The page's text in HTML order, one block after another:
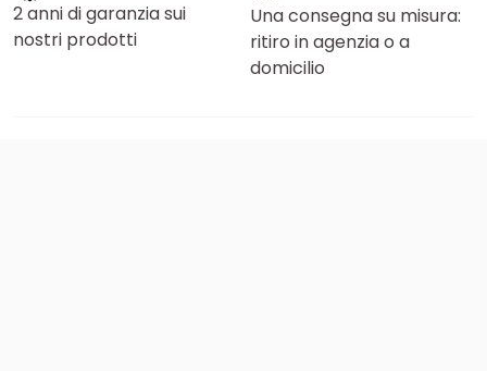
2 anni di garanzia sui
nostri prodotti
Una consegna su misura:
ritiro in agenzia o a
domicilio